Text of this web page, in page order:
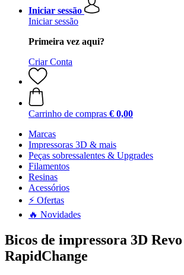
Iniciar sessão
Iniciar sessão
Primeira vez aqui?
Criar Conta
Carrinho de compras € 0,00
Marcas
Impressoras 3D & mais
Peças sobressalentes & Upgrades
Filamentos
Resinas
Acessórios
⚡ Ofertas
🔥 Novidades
Bicos de impressora 3D Revo
RapidChange